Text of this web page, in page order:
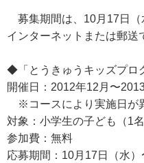
募集期間は、10月17日（
インターネットまたは郵送
◆「とうきゅうキッズプロ
開催日：2012年12月〜
※コースにより実施日が
対象：小学生の子ども（1
参加費：無料
応募期間：10月17日（水）